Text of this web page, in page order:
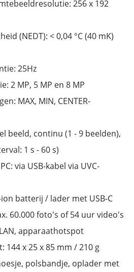
256 x 192
(NEDT): < 0,04 °C (40 mK)
25Hz
2 MP, 5 MP en 8 MP
MAX, MIN, CENTER-
beeld, continu (1 - 9 beelden),
1 s - 60 s)
via USB-kabel via UVC-
batterij / lader met USB-C
60.000 foto's of 54 uur video's
apparaathotspot
144 x 25 x 85 mm / 210 g
polsbandje, oplader met